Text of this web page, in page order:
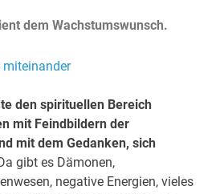
dem Wachstumswunsch.
den spirituellen Bereich
mit Feindbildern der
mit dem Gedanken, sich
gibt es Dämonen,
negative Energien, vieles